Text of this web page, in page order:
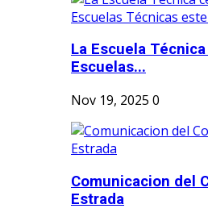
La Escuela
Escuelas...
Nov 19, 2025 0
Comunicacion del
Estrada